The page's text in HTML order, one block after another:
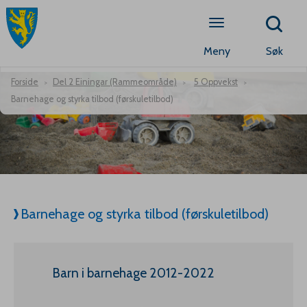
Meny Søk
Forside Del 2 Einingar (Rammeområde)
5 Oppvekst
Barnehage og styrka tilbod (førskuletilbod)
Barnehage og styrka tilbod (førskuletilbod)
Barn i barnehage 2012-2022